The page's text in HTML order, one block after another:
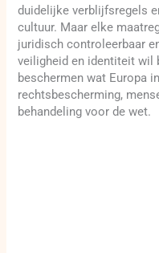
duidelijke verblijfsregels
cultuur. Maar elke
juridisch controleerbaar
veiligheid en identiteit wil
beschermen wat Europa
rechtsbescherming,
behandeling voor de wet.